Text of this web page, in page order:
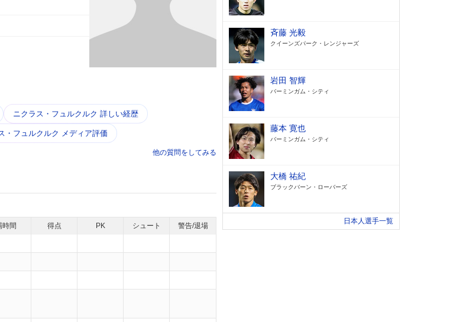
ニクラス・フュルクルク 詳しい経歴
・フュルクルク メディア評価
他の質問をしてみる
時間 得点 PK シュート 警告/退場
斉藤 光毅
クイーンズパーク・レンジャーズ
岩田 智輝
バーミンガム・シティ
藤本 寛也
バーミンガム・シティ
大橋 祐紀
ブラックバーン・ローバーズ
日本人選手一覧